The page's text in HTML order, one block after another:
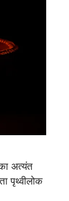
अत्यंत
पृथ्वीलोक